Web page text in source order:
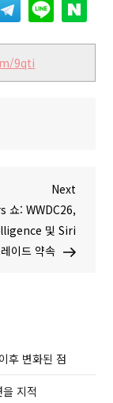
9qti
N
e
x
t
Next
쇼: WWDC26,
및 Siri
이드 약속
후 변화된 점
지적